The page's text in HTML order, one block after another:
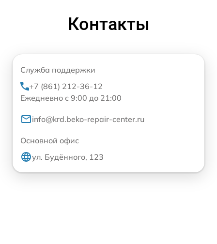
Контакты
Служба поддержки
+7 (861) 212-36-12
Ежедневно с 9:00 до 21:00
info@krd.beko-repair-center.ru
Основной офис
ул. Будённого, 123